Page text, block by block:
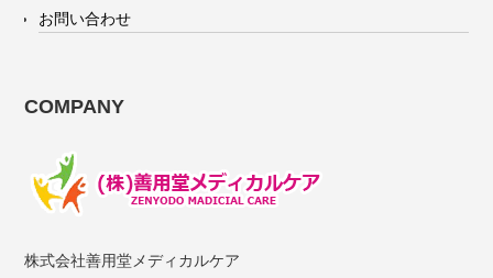
お問い合わせ
COMPANY
株式会社善用堂メディカルケア